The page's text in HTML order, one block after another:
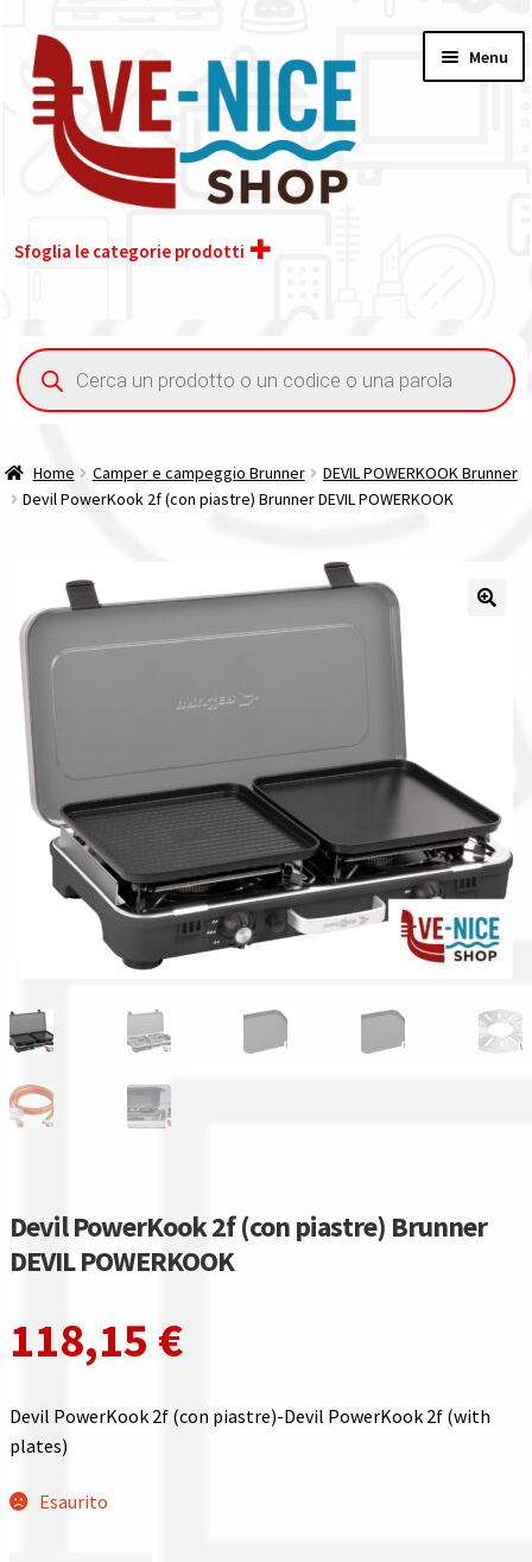
alla
navigazione
contenuto
Menu
Sfoglia le categorie prodotti
Acquisto iva 4% (agevolata)
Contatti
La nostra azienda
Condizioni generali
Acquisti in rete pubblica amministrazione
Assicurazione integrativa Garanzia3
Bonus fiscali 2025
Diritto di recesso
Garanzia del produttore
Privacy policy
Confronta
I nostri negozi
Riepilogo ordine
Ricerca
prodotti
Home Camper e campeggio Brunner
DEVIL POWERKOOK Brunner
Devil PowerKook 2f (con piastre) Brunner DEVIL POWERKOOK
Devil PowerKook 2f (con piastre) Brunner
DEVIL POWERKOOK
118,15 €
Devil PowerKook 2f (con piastre)-Devil PowerKook 2f (with
plates)
Esaurito